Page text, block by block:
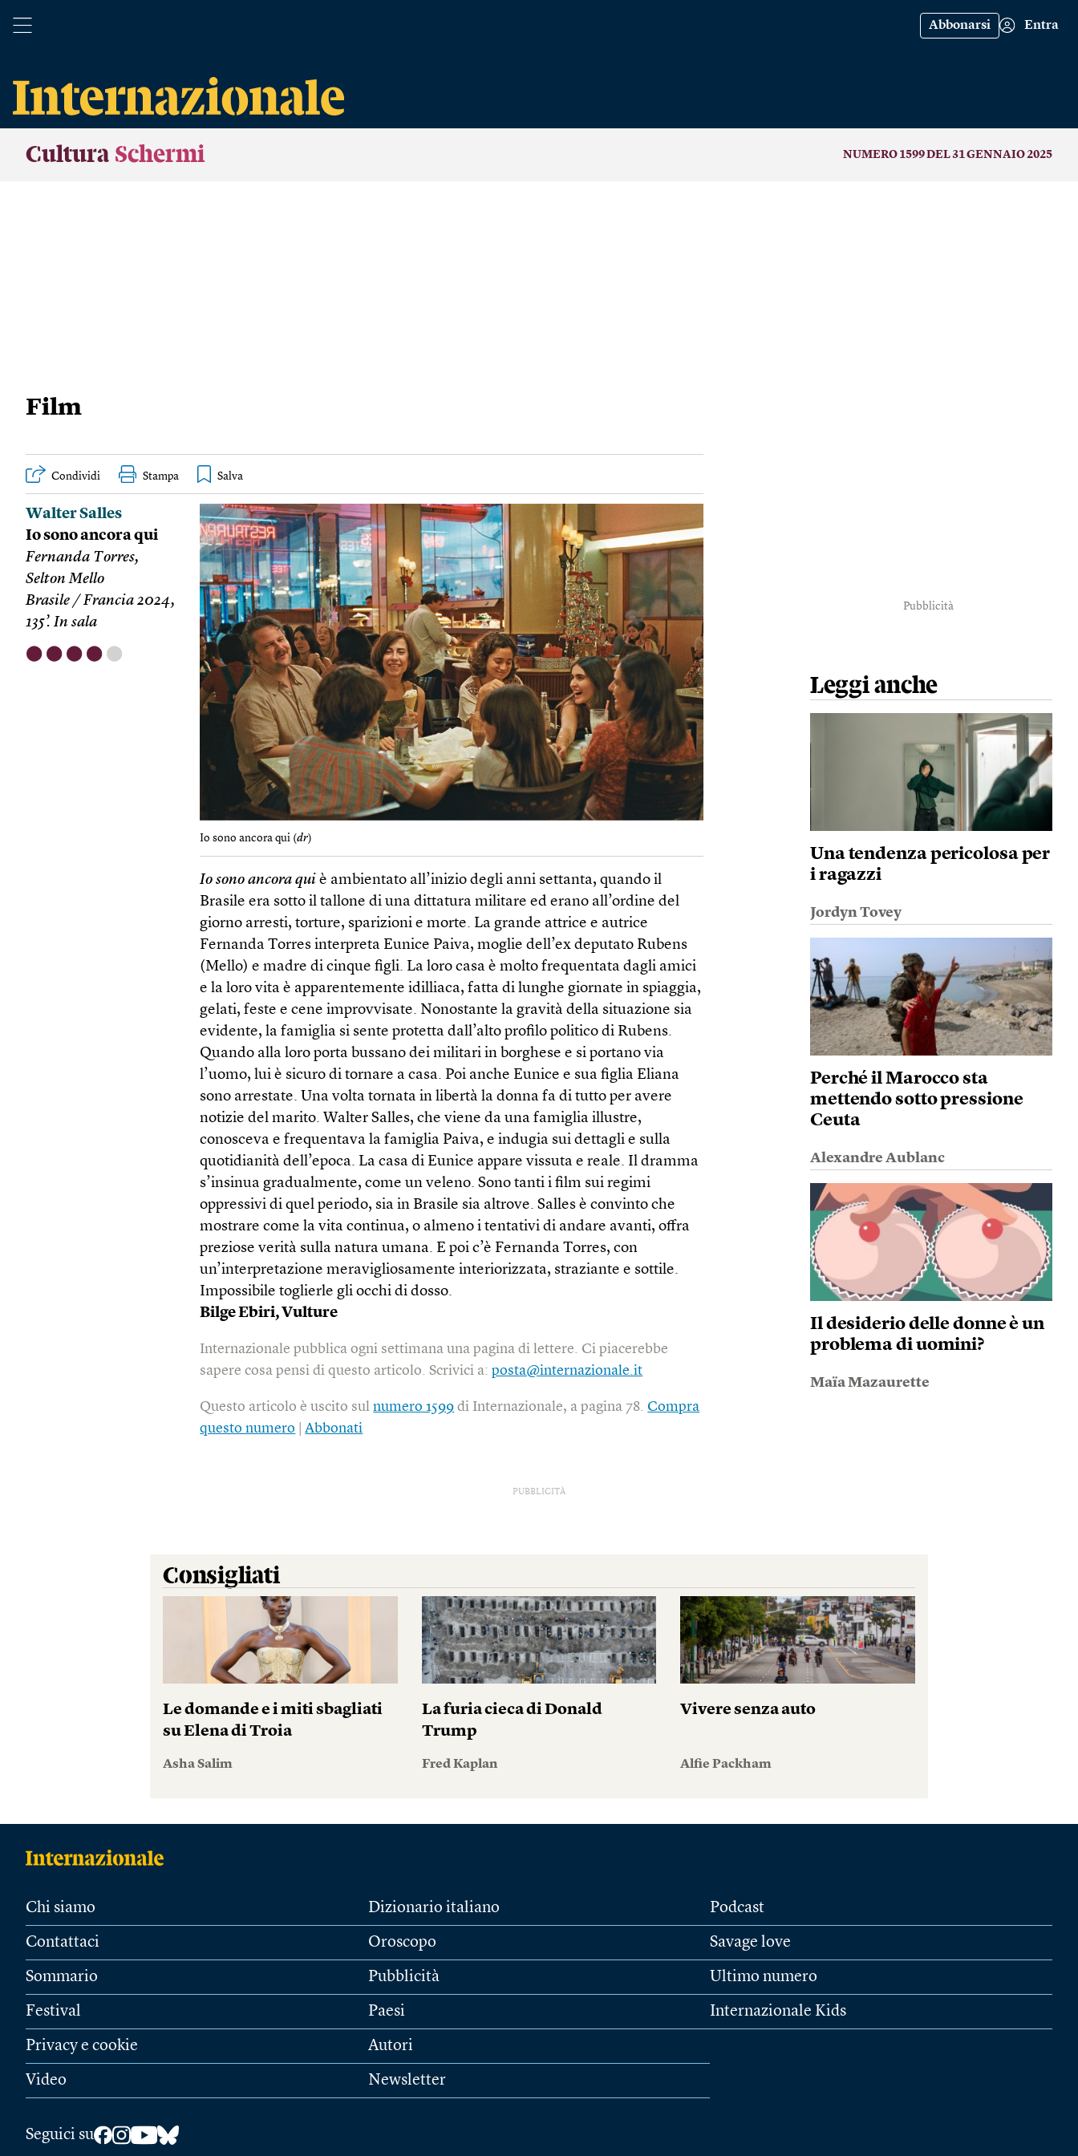
Abbonarsi Entra
Cultura Schermi NUMERO 1599 DEL 31 GENNAIO 2025
Film
Condividi Stampa
Walter Salles
Io sono ancora qui
Fernanda Torres,
Selton Mello
Brasile / Francia 2024,
135’. In sala
⬤ ⬤ ⬤ ⬤ ⬤
Io sono ancora qui (dr)
Io sono ancora qui è ambientato all’inizio degli anni settanta, quando il
Brasile era sotto il tallone di una dittatura militare ed erano all’ordine del
giorno arresti, torture, sparizioni e morte. La grande attrice e autrice
Fernanda Torres interpreta Eunice Paiva, moglie dell’ex deputato Rubens
(Mello) e madre di cinque figli. La loro casa è molto frequentata dagli amici
e la loro vita è apparentemente idilliaca, fatta di lunghe giornate in spiaggia,
gelati, feste e cene improvvisate. Nonostante la gravità della situazione sia
evidente, la famiglia si sente protetta dall’alto profilo politico di Rubens.
Quando alla loro porta bussano dei militari in borghese e si portano via
l’uomo, lui è sicuro di tornare a casa. Poi anche Eunice e sua figlia Eliana
sono arrestate. Una volta tornata in libertà la donna fa di tutto per avere
notizie del marito. Walter Salles, che viene da una famiglia illustre,
conosceva e frequentava la famiglia Paiva, e indugia sui dettagli e sulla
quotidianità dell’epoca. La casa di Eunice appare vissuta e reale. Il dramma
s’insinua gradualmente, come un veleno. Sono tanti i film sui regimi
oppressivi di quel periodo, sia in Brasile sia altrove. Salles è convinto che
mostrare come la vita continua, o almeno i tentativi di andare avanti, offra
preziose verità sulla natura umana. E poi c’è Fernanda Torres, con
un’interpretazione meravigliosamente interiorizzata, straziante e sottile.
Impossibile toglierle gli occhi di dosso.
Bilge Ebiri, Vulture
Internazionale pubblica ogni settimana una pagina di lettere. Ci piacerebbe
sapere cosa pensi di questo articolo. Scrivici a:posta@internazionale.it
Questo articolo è uscito sulnumero 1599 di Internazionale, a pagina 78.Compra
questo numero |Abbonati
Pubblicità
Leggi anche
Una tendenza pericolosa per
i ragazzi
Jordyn Tovey
Perché il Marocco sta
mettendo sotto pressione
Ceuta
Alexandre Aublanc
Il desiderio delle donne è un
problema di uomini?
Maïa Mazaurette
PUBBLICITÀ
Consigliati
Le domande e i miti sbagliati
su Elena di Troia
Asha Salim
La furia cieca di Donald
Trump
Fred Kaplan
Vivere senza auto
Alfie Packham
Chi siamo
Contattaci
Sommario
Festival
Privacy e cookie
Video
Dizionario italiano
Oroscopo
Pubblicità
Paesi
Autori
Newsletter
Podcast
Savage love
Ultimo numero
Internazionale Kids
Seguici su